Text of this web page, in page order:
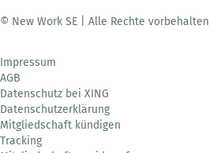
© New Work SE | Alle Rechte vorbehalten
Impressum
AGB
Datenschutz bei XING
Datenschutzerklärung
Mitgliedschaft kündigen
Tracking